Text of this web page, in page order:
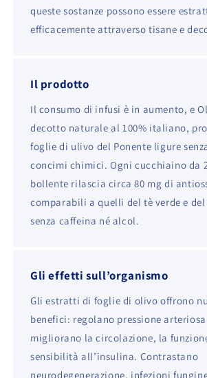
queste sostanze possono essere
efficacemente attraverso tisane e
Il prodotto
Il consumo di infusi è in aumento, e
decotto naturale al 100% italiano,
foglie di ulivo del Ponente ligure
concimi chimici. Ogni cucchiaino da
bollente rilascia circa 80 mg di
comparabili a quelli del tè verde e
senza caffeina né alcol.
Gli effetti sull’organismo
Gli estratti di foglie di olivo offrono
benefici: regolano pressione
migliorano la circolazione, la
sensibilità all’insulina. Contrastano
neurodegenerazione, infezioni